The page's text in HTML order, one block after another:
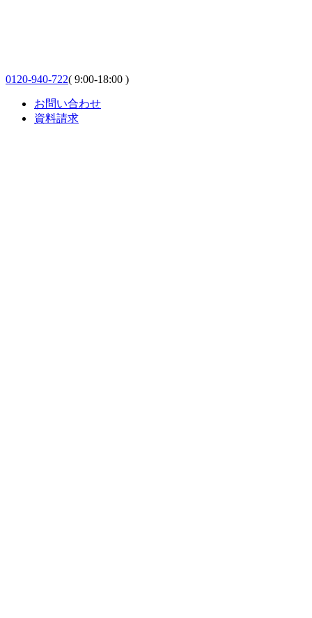
0120-940-722( 9:00-18:00 )
お問い合わせ
資料請求